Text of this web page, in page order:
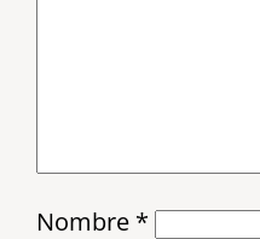
Nombre *